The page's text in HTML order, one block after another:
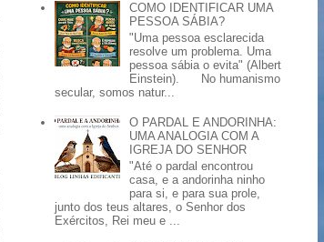
COMO IDENTIFICAR UMA
PESSOA SÁBIA?
"Uma pessoa esclarecida
resolve um problema. Uma
pessoa sábia o evita" (Albert
Einstein). No humanismo
secular, somos natur...
O PARDAL E ANDORINHA:
UMA ANALOGIA COM A
IGREJA DO SENHOR
"Até o pardal encontrou
casa, e a andorinha ninho
para si, e para sua prole,
junto dos teus altares, o Senhor dos
Exércitos, Rei meu e ...